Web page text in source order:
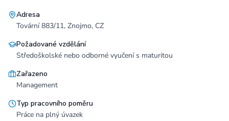
Adresa
Tovární 883/11, Znojmo, CZ
Požadované vzdělání
Středoškolské nebo odborné vyučení s maturitou
Zařazeno
Management
Typ pracovního poměru
Práce na plný úvazek